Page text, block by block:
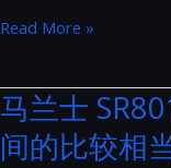
家
投
影
机
Read More »
马兰士
间的比较相